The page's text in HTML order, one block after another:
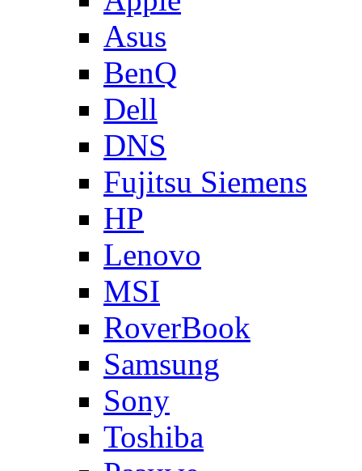
Asus
BenQ
Dell
DNS
Fujitsu Siemens
HP
Lenovo
MSI
RoverBook
Samsung
Sony
Toshiba